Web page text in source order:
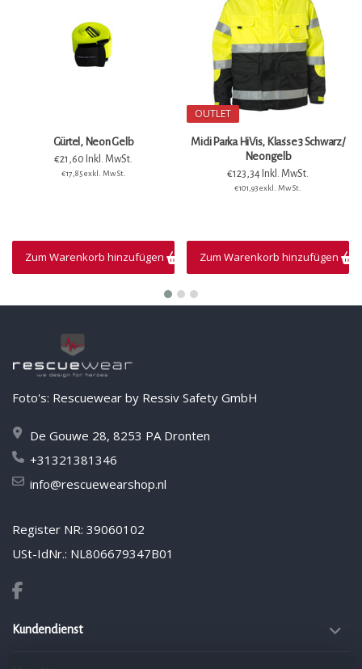
Gürtel, Neon Gelb
€21,60 Inkl. MwSt.
€17,85 exkl. MwSt.
Zum Warenkorb hinzufügen
OUTLET
Midi Parka HiVis, Klasse 3 Schwarz/
Neongelb
€123,34 Inkl. MwSt.
€101,93 exkl. MwSt.
Zum Warenkorb hinzufügen
Foto's: Rescuewear by Ressiv Safety GmbH
De Gouwe 28, 8253 PA Dronten
+31321381346
info@rescuewearshop.nl
Register NR: 39060102
USt-IdNr.: NL806679347B01
Kundendienst